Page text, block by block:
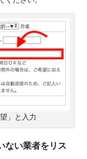
」と入力
ない業者をリス